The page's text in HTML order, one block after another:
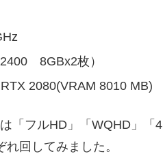
8GBx2枚）
2080(VRAM 8010 MB)
「フルHD」「WQHD」「
回してみました。